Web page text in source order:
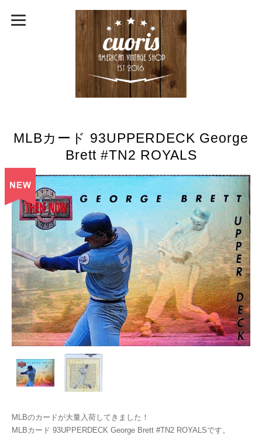
MLBカード 93UPPERDECK George
Brett #TN2 ROYALS
MLBのカードが大量入荷してきました！
MLBカード 93UPPERDECK George Brett #TN2 ROYALSです。